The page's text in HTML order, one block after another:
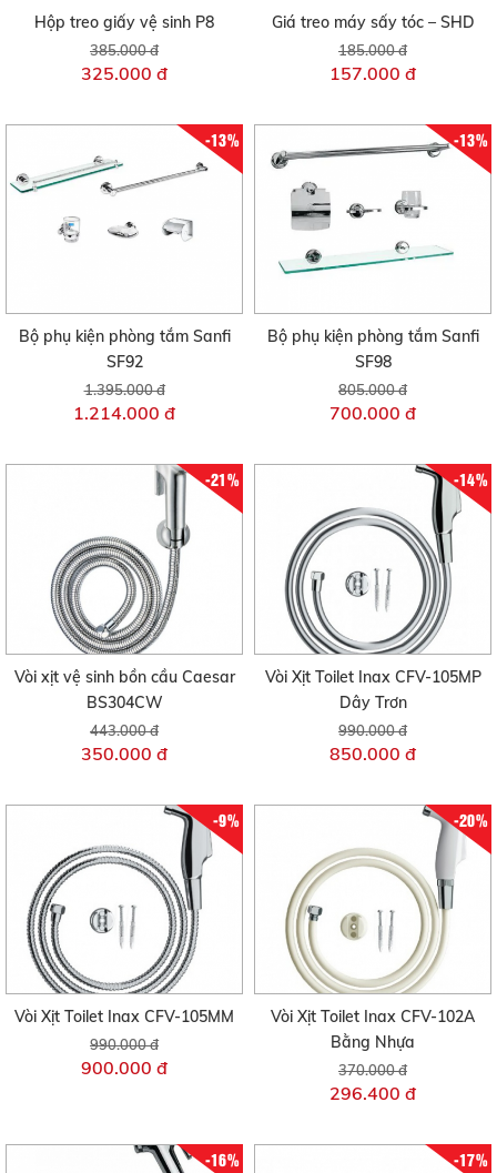
Hộp treo giấy vệ sinh P8
385.000 đ
325.000 đ
Giá treo máy sấy tóc – SHD
185.000 đ
157.000 đ
-13%
Bộ phụ kiện phòng tắm Sanfi
SF92
1.395.000 đ
1.214.000 đ
-13%
Bộ phụ kiện phòng tắm Sanfi
SF98
805.000 đ
700.000 đ
-21%
Vòi xịt vệ sinh bồn cầu Caesar
BS304CW
443.000 đ
350.000 đ
-14%
Vòi Xịt Toilet Inax CFV-105MP
Dây Trơn
990.000 đ
850.000 đ
-9%
Vòi Xịt Toilet Inax CFV-105MM
990.000 đ
900.000 đ
-20%
Vòi Xịt Toilet Inax CFV-102A
Bằng Nhựa
370.000 đ
296.400 đ
-16% -17%